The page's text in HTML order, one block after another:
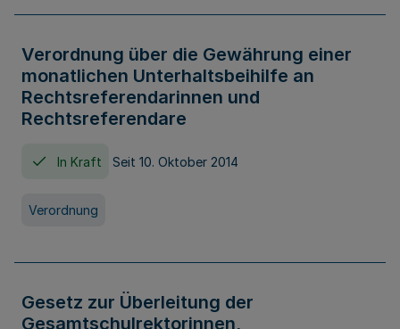
Verordnung über die Gewährung einer
monatlichen Unterhaltsbeihilfe an
Rechtsreferendarinnen und
Rechtsreferendare
In Kraft Seit 10. Oktober 2014
Verordnung
Gesetz zur Überleitung der
Gesamtschulrektorinnen,